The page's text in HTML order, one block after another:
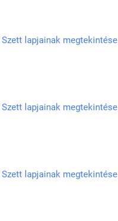
Szett lapjainak megtekintése
Szett lapjainak megtekintése
Szett lapjainak megtekintése